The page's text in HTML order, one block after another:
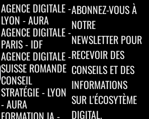
AGENCE DIGITALE -
LYON - AURA
AGENCE DIGITALE -
PARIS - IDF
AGENCE DIGITALE -
SUISSE ROMANDE
CONSEIL
STRATÉGIE - LYON
- AURA
ABONNEZ-VOUS À
NOTRE
NEWSLETTER POUR
RECEVOIR DES
CONSEILS ET DES
INFORMATIONS
SUR L'ÉCOSYTÈME
DIGITAL.